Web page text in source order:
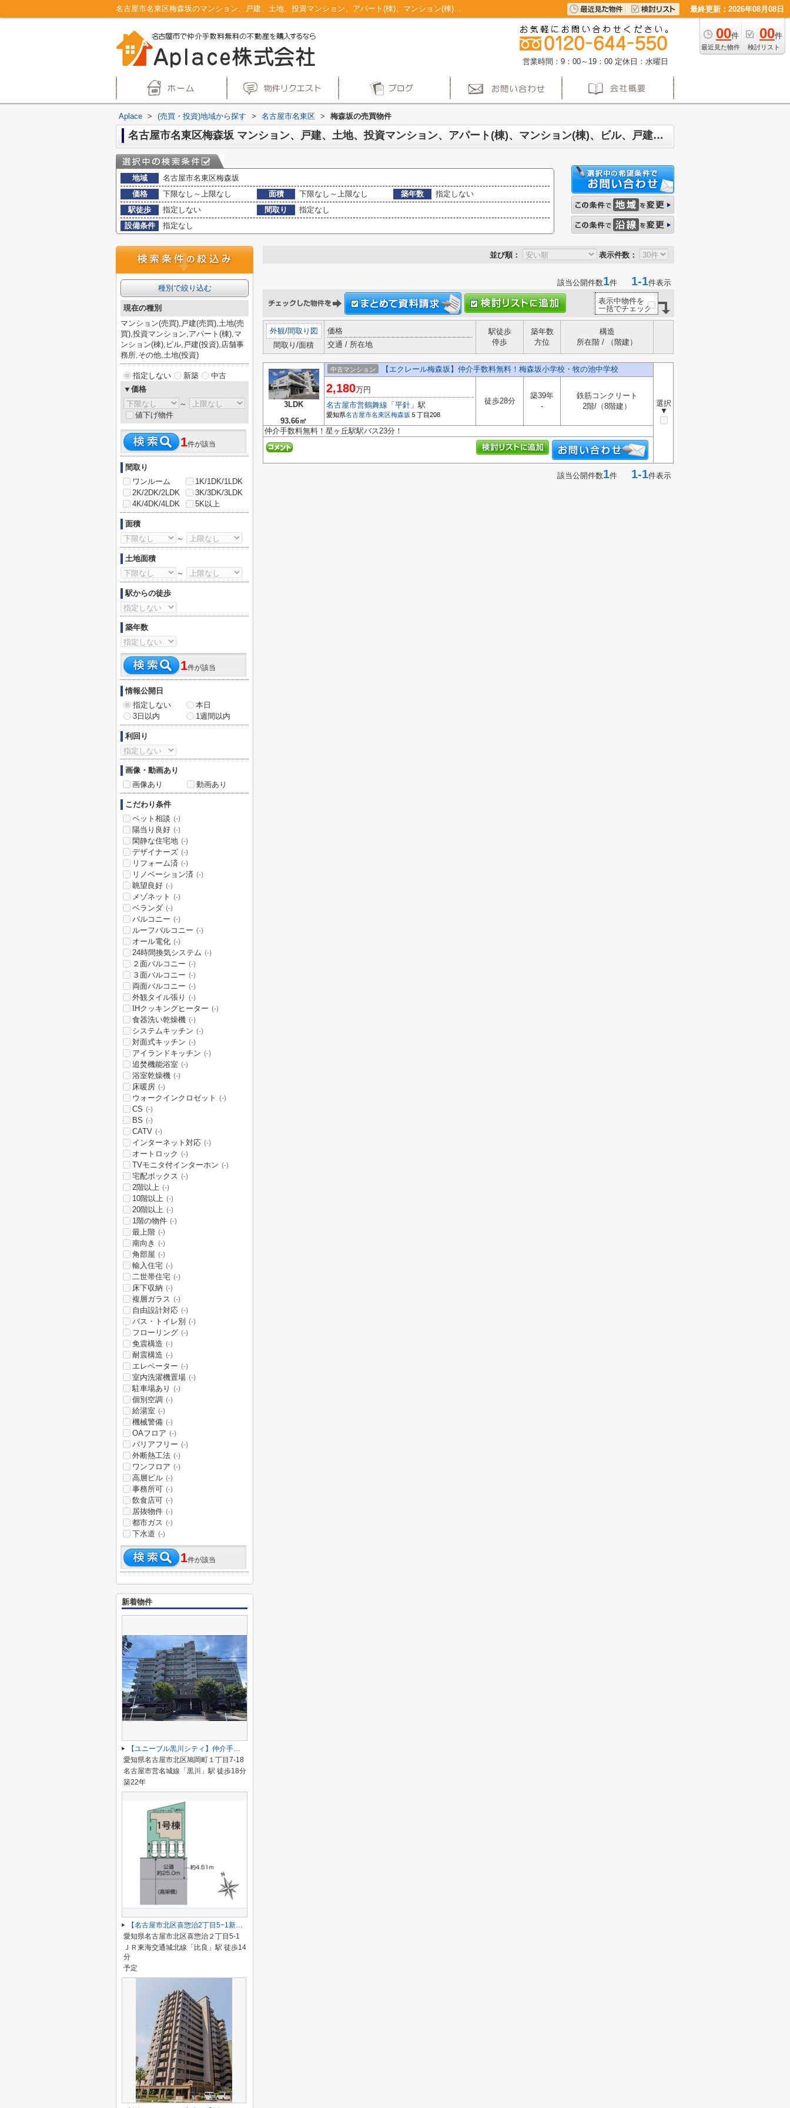
名古屋市名東区梅森坂のマンション、戸建、土地、投資マンション、アパート(棟)、マンション(棟)、ビル、戸建、店舗事務所、その他、土地一覧｜仲介手数料無料！名古屋市で新築戸建てを探すならAplace 最終更新：2026年08月08日
00件
最近見た物件
00件
検討リスト
営業時間：9：00～19：00 定休日：水曜日
Aplace > (売買・投資)地域から探す > 名古屋市名東区 > 梅森坂の売買物件
名古屋市名東区梅森坂 マンション、戸建、土地、投資マンション、アパート(棟)、マンション(棟)、ビル、戸建、店舗事務所、その他、土地一覧
地域
名古屋市名東区梅森坂
価格
下限なし～上限なし 面積 下限なし～上限なし 築年数
指定しない
駅徒歩
指定しない 間取り
指定なし
設備条件
指定なし
並び順： 表示件数：
該当公開件数1件 1-1件表示
表示中物件を
一括でチェック
外観/間取り図
間取り/面積
価格
交通 / 所在地
駅徒歩
停歩
築年数
方位
構造
所在階 / （階建）
3LDK
93.66㎡
中古マンション 【エクレール梅森坂】仲介手数料無料！梅森坂小学校・牧の池中学校
選択
▼
2,180万円
名古屋市営鶴舞線 「 平針 」駅
愛知県名古屋市名東区梅森坂 ５丁目208
徒歩28分
築39年
-
鉄筋コンクリート
2階/（8階建）
仲介手数料無料！星ヶ丘駅駅バス23分！
該当公開件数1件 1-1件表示
種別で絞り込む
現在の種別
マンション(売買),戸建(売買),土地(売
買),投資マンション,アパート(棟),マ
ンション(棟),ビル,戸建(投資),店舗事
務所,その他,土地(投資)
指定しない 新築
中古
▼価格
～
値下げ物件
1件が該当
間取り
ワンルーム
1K/1DK/1LDK
2K/2DK/2LDK
3K/3DK/3LDK
4K/4DK/4LDK
5K以上
面積
～
土地面積
～
駅からの徒歩
築年数
1件が該当
情報公開日
指定しない
本日
3日以内
1週間以内
利回り
画像・動画あり
画像あり
動画あり
こだわり条件
ペット相談 (-)
陽当り良好 (-)
閑静な住宅地 (-)
デザイナーズ (-)
リフォーム済 (-)
リノベーション済 (-)
眺望良好 (-)
メゾネット (-)
ベランダ (-)
バルコニー (-)
ルーフバルコニー (-)
オール電化 (-)
24時間換気システム (-)
２面バルコニー (-)
３面バルコニー (-)
両面バルコニー (-)
外観タイル張り (-)
IHクッキングヒーター (-)
食器洗い乾燥機 (-)
システムキッチン (-)
対面式キッチン (-)
アイランドキッチン (-)
追焚機能浴室 (-)
浴室乾燥機 (-)
床暖房 (-)
ウォークインクロゼット (-)
CS (-)
BS (-)
CATV (-)
インターネット対応 (-)
オートロック (-)
TVモニタ付インターホン (-)
宅配ボックス (-)
2階以上 (-)
10階以上 (-)
20階以上 (-)
1階の物件 (-)
最上階 (-)
南向き (-)
角部屋 (-)
輸入住宅 (-)
二世帯住宅 (-)
床下収納 (-)
複層ガラス (-)
自由設計対応 (-)
バス・トイレ別 (-)
フローリング (-)
免震構造 (-)
耐震構造 (-)
エレベーター (-)
室内洗濯機置場 (-)
駐車場あり (-)
個別空調 (-)
給湯室 (-)
機械警備 (-)
OAフロア (-)
バリアフリー (-)
外断熱工法 (-)
ワンフロア (-)
高層ビル (-)
事務所可 (-)
飲食店可 (-)
居抜物件 (-)
都市ガス (-)
下水道 (-)
1件が該当
新着物件
【ユニーブル黒川シティ】仲介手数料無料！城北小学校・北陵中学校
愛知県名古屋市北区鳩岡町１丁目7-18
名古屋市営名城線「黒川」駅 徒歩18分
築22年
【名古屋市北区喜惣治2丁目5−1新築戸建】仲介手数料無料！楠西小学校・楠中学校
愛知県名古屋市北区喜惣治２丁目5-1
ＪＲ東海交通城北線「比良」駅 徒歩14
分
予定